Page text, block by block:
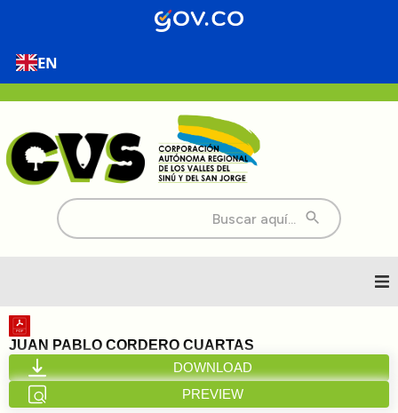
EN
Buscar:
Inicio
Nosotros
JUAN PABLO CORDERO CUARTAS
DOWNLOAD
PREVIEW